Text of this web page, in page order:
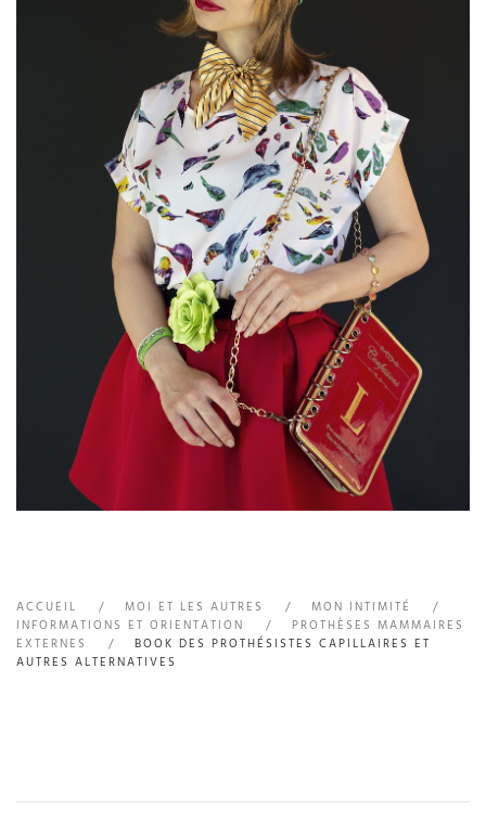
ACCUEIL MOI ET LES AUTRES
MON INTIMITÉ
INFORMATIONS ET ORIENTATION
PROTHÈSES MAMMAIRES
EXTERNES
BOOK DES PROTHÉSISTES CAPILLAIRES ET
AUTRES ALTERNATIVES